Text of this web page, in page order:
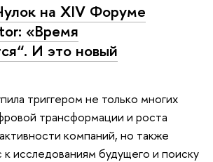
на XIV Форуме
«Время
И это новый
триггером не только многих
трансформации и роста
компаний, но также
к исследованиям будущего и поиску